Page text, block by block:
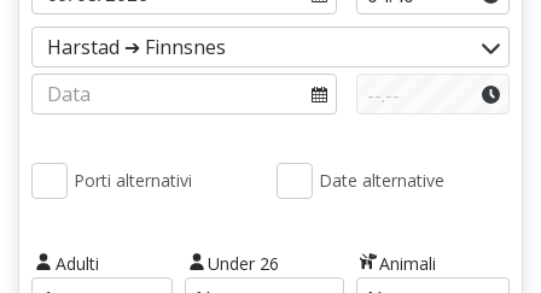
Porti alternativi Date alternative
Adulti Under 26 Animali